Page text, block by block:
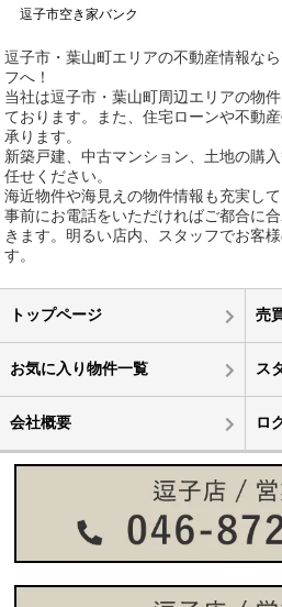
逗子市空き家バンク
逗子市・葉山町エリアの不動産情報な
フへ！
当社は逗子市・葉山町周辺エリアの物
ております。また、住宅ローンや不動
承ります。
新築戸建、中古マンション、土地の購
任せください。
海近物件や海見えの物件情報も充実して
事前にお電話をいただければご都合に
きます。明るい店内、スタッフでお客
す。
トップページ 売
お気に入り物件一覧 ス
会社概要 ロ